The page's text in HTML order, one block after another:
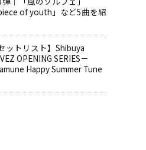
piece of youth」など5曲を紹
セットリスト】Shibuya
OPENING SERIES－
Happy Summer Tune